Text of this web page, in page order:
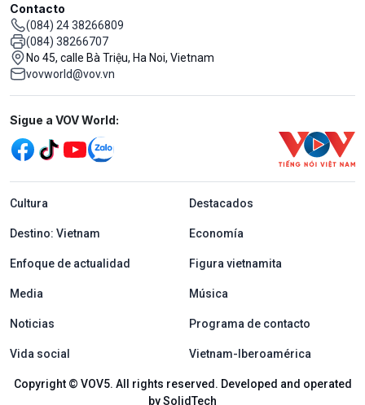
Contacto
(084) 24 38266809
(084) 38266707
No 45, calle Bà Triệu, Ha Noi, Vietnam
vovworld@vov.vn
Mạng xã hội
Sigue a VOV World:
menu footer tiếng Tây ban nha
Cultura Destacados
Destino: Vietnam Economía
Enfoque de actualidad Figura vietnamita
Media Música
Noticias Programa de contacto
Vida social Vietnam-Iberoamérica
Copyright © VOV5. All rights reserved. Developed and operated
by SolidTech